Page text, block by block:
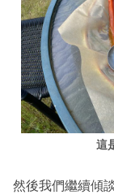
這
然後我們繼續傾